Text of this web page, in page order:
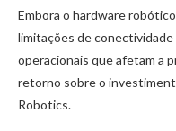
Embora o hardware
limitações de
operacionais que afetam a
retorno sobre o
Robotics.